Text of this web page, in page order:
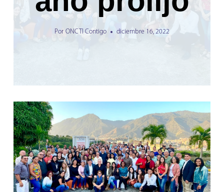
Por ONCTI Contigo diciembre 16, 2022